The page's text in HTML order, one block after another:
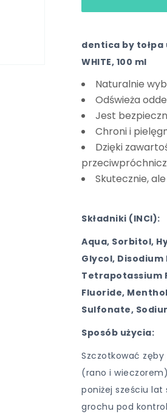
dentica by tołpa
WHITE, 100 ml
Naturalnie
Odświeża
Jest
Chroni i
Dzięki
Skutecznie,
Składniki (INCI):
Aqua, Sorbitol,
Glycol,
Tetrapotassium
Fluoride,
Sulfonate,
Sposób użycia:
Szczotkować
(rano i
poniżej sześciu
grochu pod